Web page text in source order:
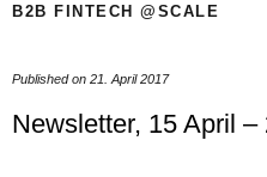
B2B FINTECH @SCALE
Published on 21. April 2017
Newsletter, 15 April –